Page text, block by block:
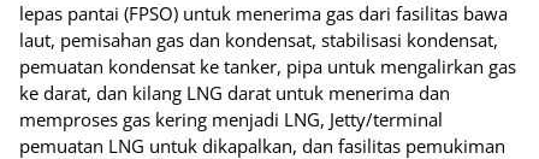
lepas pantai (FPSO) untuk menerima gas dari fasilitas bawa
laut, pemisahan gas dan kondensat, stabilisasi kondensat,
pemuatan kondensat ke tanker, pipa untuk mengalirkan gas
ke darat, dan kilang LNG darat untuk menerima dan
memproses gas kering menjadi LNG, Jetty/terminal
pemuatan LNG untuk dikapalkan, dan fasilitas pemukiman